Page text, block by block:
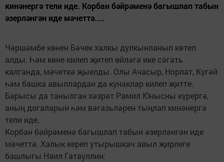
кинәнергә тели иде. Корбан бәйрәменә багышлап табын
әзерләнгән иде мәчеттә....
Чәршәмбе көнен Бәчек халкы дулкынланып көтеп
алды. Һәм көне килеп җитеп өйләгә ике сәгать
калганда, мәчеткә җыелды. Олы Ачасыр, Норлат, Күгәй
һәм башка авыллардан да кунаклар килеп җитте.
Барысы да танылган хәзрәт Рамил Юнысны күрергә,
аның догаларын һәм вәгазьләрен тыңлап кинәнергә
тели иде.
Корбан бәйрәменә багышлап табын әзерләнгән иде
мәчеттә. Халык кереп утырышкач авыл җирлеге
башлыгы Наил Гатауллин: